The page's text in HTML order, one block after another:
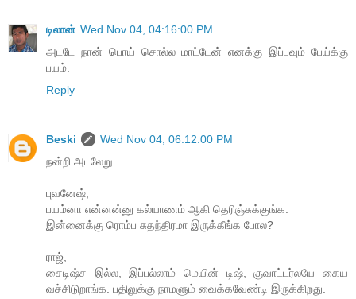
டிலான் Wed Nov 04, 04:16:00 PM
அடடே நான் பொய் சொல்ல மாட்டேன் எனக்கு இப்பவும் பேய்க்கு
பயம்.
Reply
Beski
Wed Nov 04, 06:12:00 PM
நன்றி அடலேறு.
புவனேஷ்,
பயம்னா என்னன்னு கல்யாணம் ஆகி தெரிஞ்சுக்குங்க.
இன்னைக்கு ரொம்ப சுதந்திரமா இருக்கீங்க போல?
ராஜ்,
சைடிஷ்ச இல்ல, இப்பல்லாம் மெயின் டிஷ், குவாட்டர்லயே கைய
வச்சிடுறாங்க. பதிலுக்கு நாமளும் வைக்கவேண்டி இருக்கிறது.